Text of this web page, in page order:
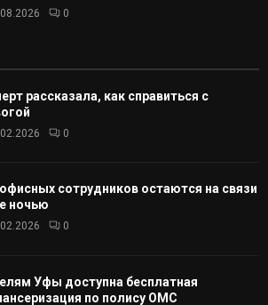
0
рассказала, как справиться с
0
сотрудников остаются на связи
ночью
0
Уфы доступна бесплатная
по полису ОМС